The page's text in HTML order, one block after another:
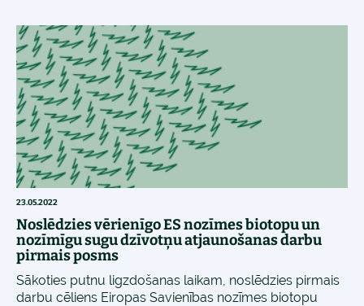
23.05.2022
Noslēdzies vērienīgo ES nozīmes biotopu un
nozīmīgu sugu dzīvotņu atjaunošanas darbu
pirmais posms
Sākoties putnu ligzdošanas laikam, noslēdzies pirmais
darbu cēliens Eiropas Savienības nozīmes biotopu